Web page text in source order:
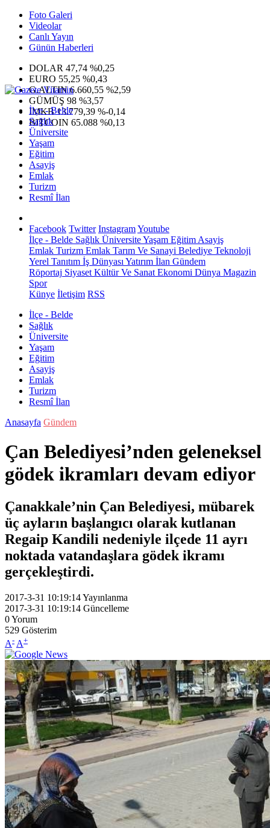
Foto Galeri
Videolar
Canlı Yayın
Günün Haberleri
DOLAR 47,74 %0,25
EURO 55,25 %0,43
G.ALTIN6.660,55 %2,59
GÜMÜŞ 98 %3,57
IMKB13.779,39 %-0,14
BITCOIN 65.088 %0,13
İlçe - Belde
Sağlık
Üniversite
Yaşam
Eğitim
Asayiş
Emlak
Turizm
Resmî İlan
Facebook Twitter InstagramYoutube
İlçe - Belde Sağlık ÜniversiteYaşam Eğitim Asayiş
Emlak Turizm Emlak Tarım Ve Sanayi Belediye Teknoloji
Yerel Tanıtım İş Dünyası Yatırım İlan Gündem
Röportaj Siyaset Kültür Ve Sanat Ekonomi Dünya Magazin
Spor
Künye İletişim RSS
İlçe - Belde
Sağlık
Üniversite
Yaşam
Eğitim
Asayiş
Emlak
Turizm
Resmî İlan
Anasayfa Gündem
Çan Belediyesi’nden geleneksel
gödek ikramları devam ediyor
Çanakkale’nin Çan Belediyesi, mübarek
üç ayların başlangıcı olarak kutlanan
Regaip Kandili nedeniyle ilçede 11 ayrı
noktada vatandaşlara gödek ikramı
gerçekleştirdi.
2017-3-31 10:19:14Yayınlanma
2017-3-31 10:19:14 Güncelleme
0Yorum
529 Gösterim
A- A+